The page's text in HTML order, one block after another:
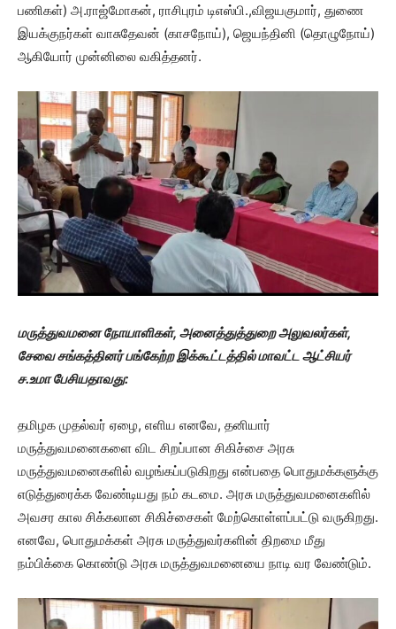
பணிகள்) அ.ராஜ்மோகன், ராசிபுரம் டிஎஸ்பி.,விஜயகுமார், துணை
இயக்குநர்கள் வாசுதேவன் (காசநோய்), ஜெயந்தினி (தொழுநோய்)
ஆகியோர் முன்னிலை வகித்தனர்.
மருத்துவமனை நோயாளிகள், அனைத்துத்துறை அலுவலர்கள்,
சேவை சங்கத்தினர் பங்கேற்ற இக்கூட்டத்தில் மாவட்ட ஆட்சியர்
ச.உமா பேசியதாவது:
தமிழக முதல்வர் ஏழை, எளிய எனவே, தனியார்
மருத்துவமனைகளை விட சிறப்பான சிகிச்சை அரசு
மருத்துவமனைகளில் வழங்கப்படுகிறது என்பதை பொதுமக்களுக்கு
எடுத்துரைக்க வேண்டியது நம் கடமை. அரசு மருத்துவமனைகளில்
அவசர கால சிக்கலான சிகிச்சைகள் மேற்கொள்ளப்பட்டு வருகிறது.
எனவே, பொதுமக்கள் அரசு மருத்துவர்களின் திறமை மீது
நம்பிக்கை கொண்டு அரசு மருத்துவமனையை நாடி வர வேண்டும்.